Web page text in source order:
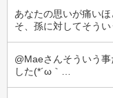
あなたの思いが痛い
そ、孫に対してそうい
@Maeさんそういう
した(⁠*⁠´⁠ω⁠｀⁠…